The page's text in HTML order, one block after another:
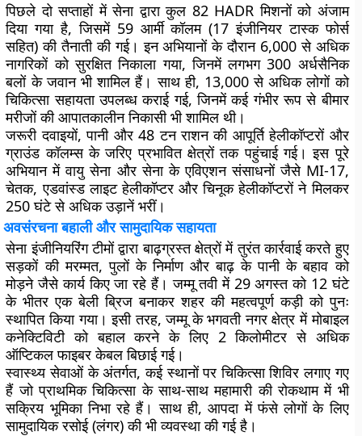
पिछले दो सप्ताहों में सेना द्वारा कुल 82 HADR मिशनों को अंजाम
दिया गया है, जिसमें 59 आर्मी कॉलम (17 इंजीनियर टास्क फोर्स
सहित) की तैनाती की गई। इन अभियानों के दौरान 6,000 से अधिक
नागरिकों को सुरक्षित निकाला गया, जिनमें लगभग 300 अर्धसैनिक
बलों के जवान भी शामिल हैं। साथ ही, 13,000 से अधिक लोगों को
चिकित्सा सहायता उपलब्ध कराई गई, जिनमें कई गंभीर रूप से बीमार
मरीजों की आपातकालीन निकासी भी शामिल थी।
जरूरी दवाइयों, पानी और 48 टन राशन की आपूर्ति हेलीकॉप्टरों और
ग्राउंड कॉलम्स के जरिए प्रभावित क्षेत्रों तक पहुंचाई गई। इस पूरे
अभियान में वायु सेना और सेना के एविएशन संसाधनों जैसे MI-17,
चेतक, एडवांस्ड लाइट हेलीकॉप्टर और चिनूक हेलीकॉप्टरों ने मिलकर
250 घंटे से अधिक उड़ानें भरीं।
अवसंरचना बहाली और सामुदायिक सहायता
सेना इंजीनियरिंग टीमों द्वारा बाढ़ग्रस्त क्षेत्रों में तुरंत कार्रवाई करते हुए
सड़कों की मरम्मत, पुलों के निर्माण और बाढ़ के पानी के बहाव को
मोड़ने जैसे कार्य किए जा रहे हैं। जम्मू तवी में 29 अगस्त को 12 घंटे
के भीतर एक बेली ब्रिज बनाकर शहर की महत्वपूर्ण कड़ी को पुनः
स्थापित किया गया। इसी तरह, जम्मू के भगवती नगर क्षेत्र में मोबाइल
कनेक्टिविटी को बहाल करने के लिए 2 किलोमीटर से अधिक
ऑप्टिकल फाइबर केबल बिछाई गई।
स्वास्थ्य सेवाओं के अंतर्गत, कई स्थानों पर चिकित्सा शिविर लगाए गए
हैं जो प्राथमिक चिकित्सा के साथ-साथ महामारी की रोकथाम में भी
सक्रिय भूमिका निभा रहे हैं। साथ ही, आपदा में फंसे लोगों के लिए
सामुदायिक रसोई (लंगर) की भी व्यवस्था की गई है।